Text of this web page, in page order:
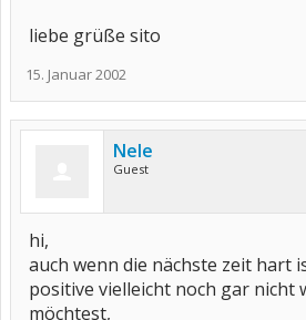
liebe grüße sito
15. Januar 2002
Nele
Guest
hi,
auch wenn die nächste zeit hart
positive vielleicht noch gar nicht
möchtest,